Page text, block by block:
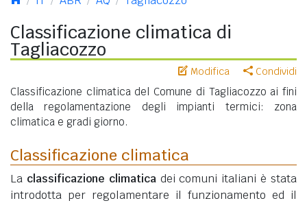
Classificazione climatica di
Tagliacozzo
Modifica Condividi
Classificazione climatica del Comune di Tagliacozzo ai fini
della regolamentazione degli impianti termici: zona
climatica e gradi giorno.
Classificazione climatica
La classificazione climaticadei comuni italiani è stata
introdotta per regolamentare il funzionamento ed il